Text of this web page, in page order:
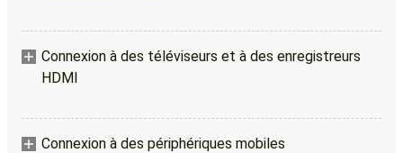
Connexion à des téléviseurs et à des enregistreurs
HDMI
Connexion à des périphériques mobiles